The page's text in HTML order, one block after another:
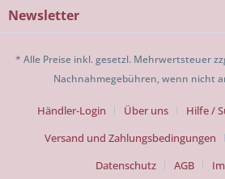
Newsletter
* Alle Preise inkl. gesetzl. Mehrwertsteuer
Nachnahmegebühren, wenn nicht
Händler-Login Über uns Hilfe /
Versand und Zahlungsbedingungen
Datenschutz
AGB